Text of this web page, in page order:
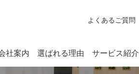
よくあるご質問
社案内 選ばれる理由 サービス紹介